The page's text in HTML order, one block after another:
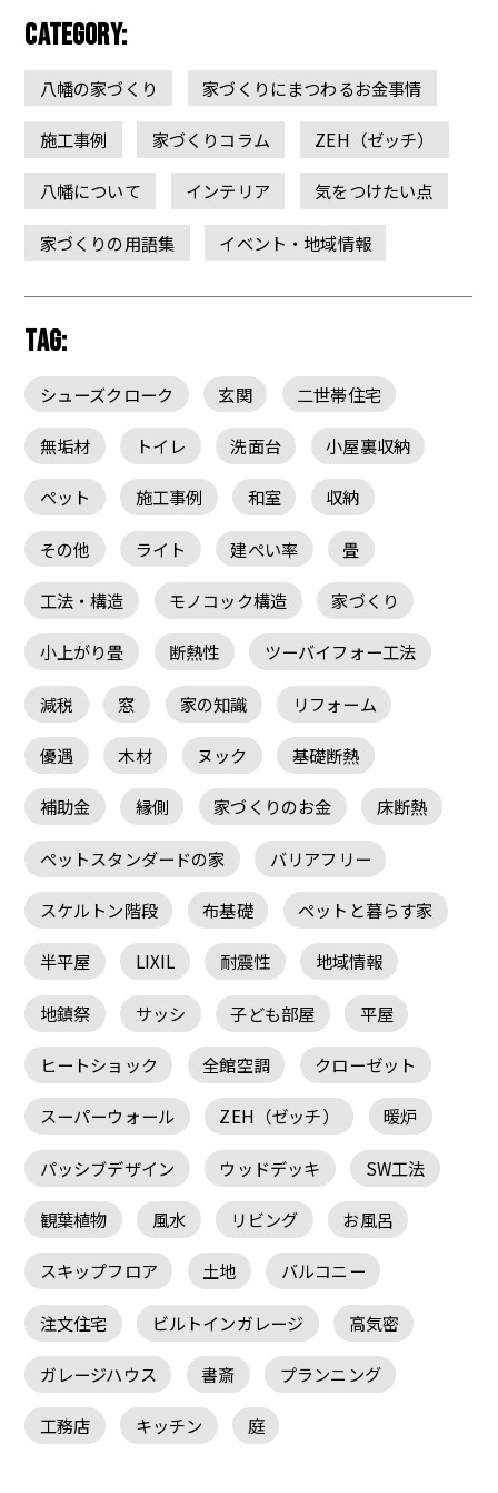
CATEGORY:
八幡の家づくり 家づくりにまつわるお金事情
施工事例 家づくりコラム ZEH（ゼッチ）
八幡について インテリア 気をつけたい点
家づくりの用語集 イベント・地域情報
TAG:
シューズクローク 玄関 二世帯住宅
無垢材 トイレ 洗面台 小屋裏収納
ペット 施工事例 和室 収納
その他 ライト 建ぺい率 畳
工法・構造 モノコック構造 家づくり
小上がり畳 断熱性 ツーバイフォー工法
減税 窓 家の知識 リフォーム
優遇 木材 ヌック 基礎断熱
補助金 縁側 家づくりのお金 床断熱
ペットスタンダードの家 バリアフリー
スケルトン階段 布基礎 ペットと暮らす家
半平屋 LIXIL 耐震性 地域情報
地鎮祭 サッシ 子ども部屋 平屋
ヒートショック 全館空調 クローゼット
スーパーウォール ZEH（ゼッチ） 暖炉
パッシブデザイン ウッドデッキ SW工法
観葉植物 風水 リビング お風呂
スキップフロア 土地 バルコニー
注文住宅 ビルトインガレージ 高気密
ガレージハウス 書斎 プランニング
工務店 キッチン 庭